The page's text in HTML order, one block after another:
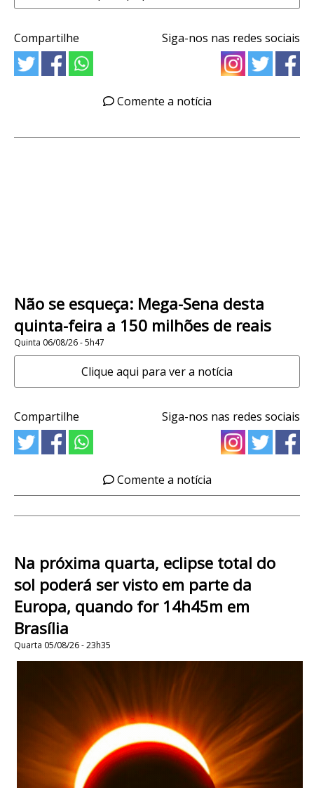
Compartilhe Siga-nos nas redes sociais
Comente a notícia
Não se esqueça: Mega-Sena desta
quinta-feira a 150 milhões de reais
Quinta 06/08/26 - 5h47
Clique aqui para ver a notícia
Compartilhe Siga-nos nas redes sociais
Comente a notícia
Na próxima quarta, eclipse total do
sol poderá ser visto em parte da
Europa, quando for 14h45m em
Brasília
Quarta 05/08/26 - 23h35